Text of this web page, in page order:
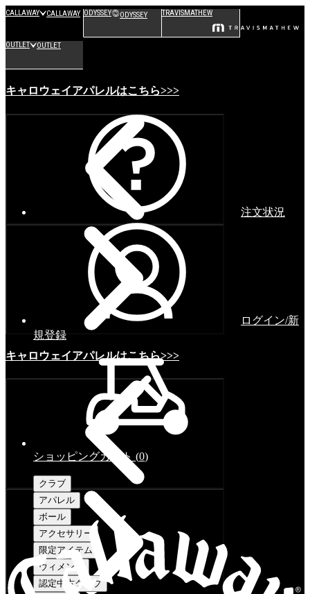
CALLAWAY CALLAWAY ODYSSEY ODYSSEY TRAVISMATHEW
OUTLET OUTLET
キャロウェイアパレルはこちら>>>
キャロウェイアパレルはこちら>>>
注文状況
ログイン/新
規登録
ショッピングカート (0)
クラブ
アパレル
ボール
アクセサリー
限定アイテム
ウィメンズ
認定中古クラブ